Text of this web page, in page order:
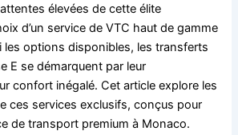
élevées de cette élite
d’un service de VTC haut de gamme
les options disponibles, les transferts
E se démarquent par leur
confort inégalé. Cet article explore les
ces services exclusifs, conçus pour
de transport premium à Monaco.